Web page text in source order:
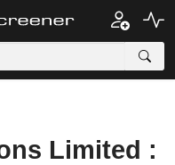
Limited :